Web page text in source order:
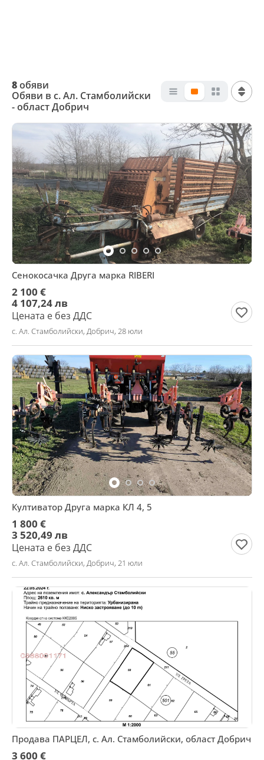
8обяви
Обяви в с. Ал. Стамболийски
- област Добрич
Сенокосачка Друга марка RIBERI
2 100 €
4 107,24 лв
Цената е без ДДС
с. Ал. Стамболийски, Добрич, 28 юли
Култиватор Друга марка КЛ 4, 5
1 800 €
3 520,49 лв
Цената е без ДДС
с. Ал. Стамболийски, Добрич, 21 юли
Продава ПАРЦЕЛ, с. Ал. Стамболийски, област Добрич
3 600 €